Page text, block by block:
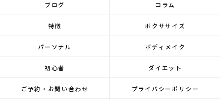
ブログ コラム
特徴 ボクササイズ
パーソナル ボディメイク
初心者 ダイエット
ご予約・お問い合わせ プライバシーポリシー